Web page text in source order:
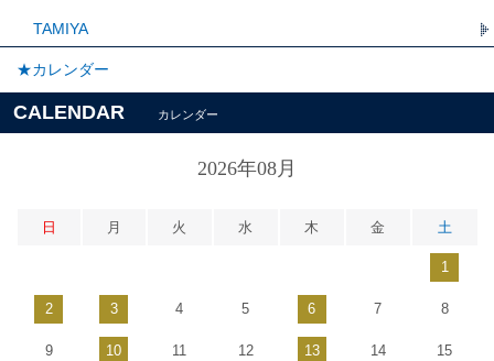
TAMIYA
★カレンダー
CALENDAR カレンダー
2026年08月
日 月 火 水 木 金 土
1
2 3 4 5 6 7 8
9 10 11 12 13 14 15